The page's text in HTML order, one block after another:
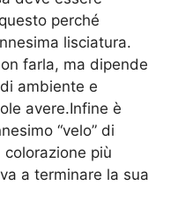
perché
lisciatura.
farla, ma dipende
ambiente e
avere.Infine è
“velo” di
più
a terminare la sua